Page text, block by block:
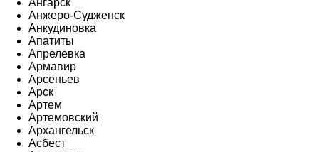
Ангарск
Анжеро-Судженск
Анкудиновка
Апатиты
Апрелевка
Армавир
Арсеньев
Арск
Артем
Артемовский
Архангельск
Асбест